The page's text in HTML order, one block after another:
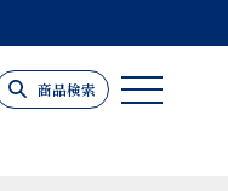
商品検索